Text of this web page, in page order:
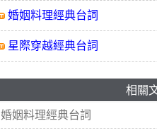
婚姻料理經典台詞
星際穿越經典台詞
相關
婚姻料理經典台詞